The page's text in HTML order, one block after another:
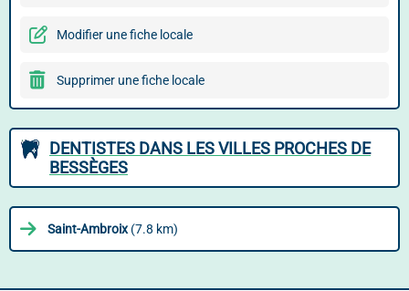
Modifier une fiche locale
Supprimer une fiche locale
DENTISTES DANS LES VILLES PROCHES DE
BESSÈGES
Saint-Ambroix(7.8 km)